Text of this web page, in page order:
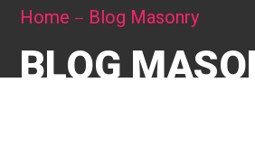
Home Blog Masonry
BLOG